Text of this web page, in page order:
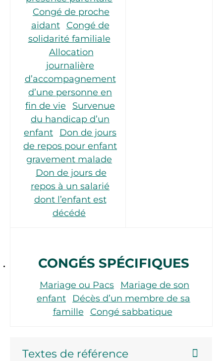
Congé de proche
aidant
Congé de
solidarité familiale
Allocation
journalière
d’accompagnement
d’une personne en
fin de vie
Survenue
du handicap d’un
enfant
Don de jours
de repos pour enfant
gravement malade
Don de jours de
repos à un salarié
dont l’enfant est
décédé
CONGÉS SPÉCIFIQUES
Mariage ou Pacs
Mariage de son
enfant
Décès d’un membre de sa
famille
Congé sabbatique
Textes de référence